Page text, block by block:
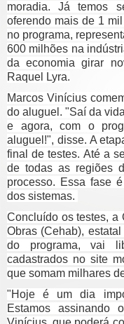
moradia. Já temos
oferendo mais de 1
no programa,
600 milhões na
da economia girar
Raquel Lyra.
Marcos Vinícius
do aluguel. "Saí da
e agora, com o
aluguel!", disse. A
final de testes. Até a
de todas as regiões
processo. Essa fase
dos sistemas.
Concluído os testes, a
Obras (Cehab),
do programa, vai
cadastrados no site
que somam milhares
"Hoje é um dia
Estamos assinando